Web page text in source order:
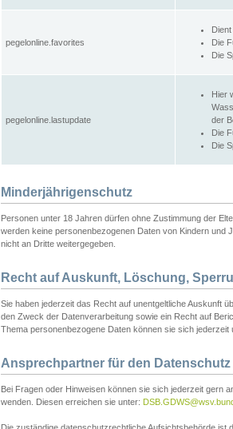
pegelonline.favorites
Die
Die
pegelonline.lastupdate
Hier
der
Die
Die
Minderjährigenschutz
Personen unter 18 Jahren dürfen ohne Zustimmung der
werden keine personenbezogenen Daten von Kindern und
nicht an Dritte weitergegeben.
Recht auf Auskunft, Löschung,
Sie haben jederzeit das Recht auf unentgeltliche Auskunft
den Zweck der Datenverarbeitung sowie ein Recht auf
Thema personenbezogene Daten können sie sich
Ansprechpartner für den Datenschutz
Bei Fragen oder Hinweisen können sie sich jederzeit gern
wenden. Diesen erreichen sie unter: